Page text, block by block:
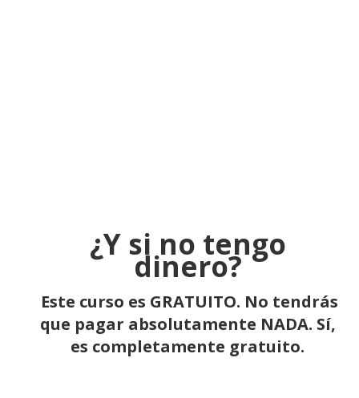
¿Y si no tengo
dinero?
Este curso es GRATUITO. No tendrás
que pagar absolutamente NADA. Sí,
es completamente gratuito.